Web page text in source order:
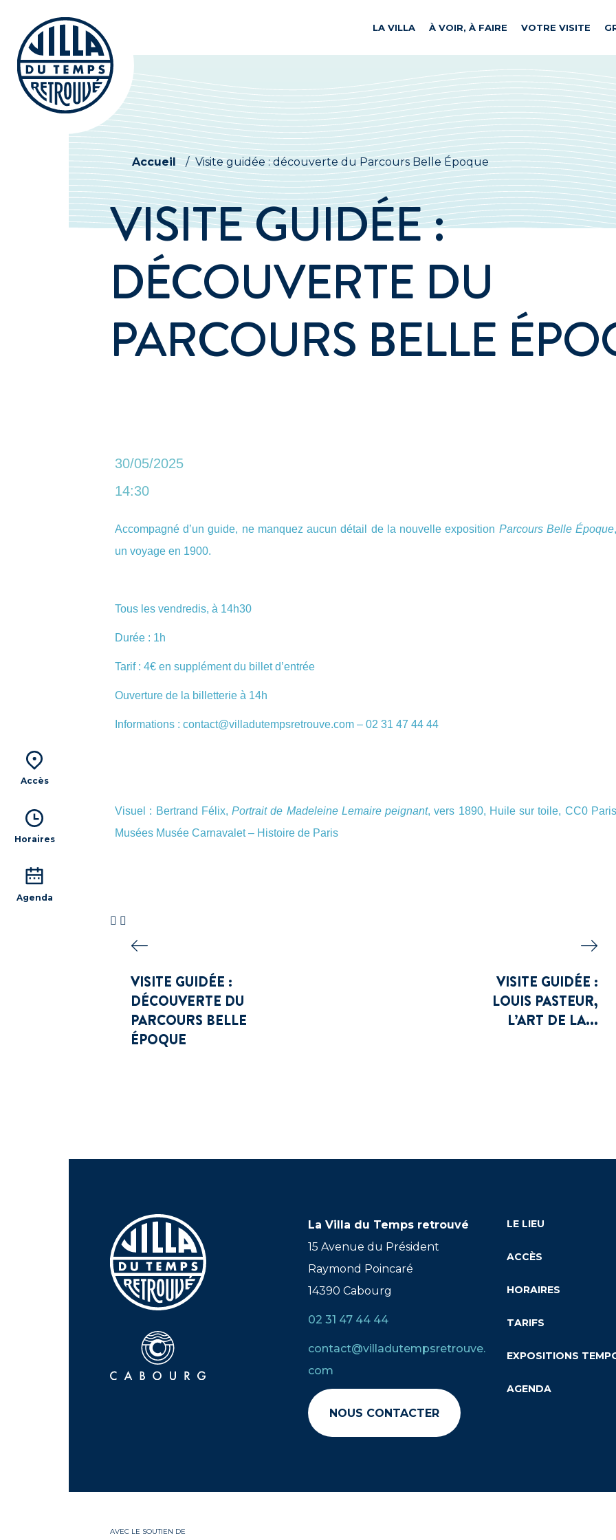
LA VILLA À VOIR, À FAIRE VOTRE VISITE
Accueil / Visite guidée : découverte du Parcours Belle Époque
VISITE GUIDÉE :
DÉCOUVERTE DU
PARCOURS BELLE
30/05/2025
14:30
Accompagné d’un guide, ne manquez aucun détail de la nouvelle exposition Parcours Belle Époque,
un voyage en 1900.
Tous les vendredis, à 14h30
Durée : 1h
Tarif : 4€ en supplément du billet d’entrée
Ouverture de la billetterie à 14h
Informations : contact@villadutempsretrouve.com – 02 31 47 44 44
Visuel : Bertrand Félix,Portrait de Madeleine Lemaire peignant, vers 1890, Huile sur toile, CC0 Paris
Musées Musée Carnavalet – Histoire de Paris
VISITE GUIDÉE :
DÉCOUVERTE DU
PARCOURS BELLE
ÉPOQUE
VISITE GUIDÉE :
LOUIS PASTEUR,
L’ART DE LA...
La Villa du Temps retrouvé
15 Avenue du Président
Raymond Poincaré
14390 Cabourg
02 31 47 44 44
contact@villadutempsretrouve.
com
NOUS CONTACTER
LE LIEU
ACCÈS
HORAIRES
TARIFS
EXPOSITIONS
AGENDA
AVEC LE SOUTIEN DE
Accès
Horaires
Agenda